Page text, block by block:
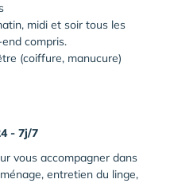
midi et soir tous les
compris.
(coiffure, manucure)
- 7j/7
vous accompagner dans
entretien du linge,